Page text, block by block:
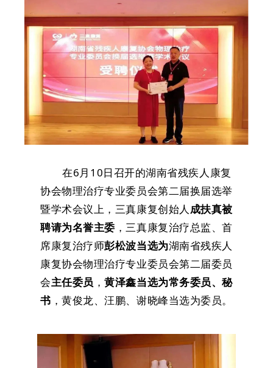
在6月10日召开的湖南省残疾人康复
协会物理治疗专业委员会第二届换届选举
暨学术会议上，三真康复创始人 成扶真被
聘请为名誉主委 ，三真康复治疗总监、首
席康复治疗师彭松波当选为湖南省残疾人
康复协会物理治疗专业委员会第二届委员
会主任委员 ，黄泽鑫当选为常务委员、秘
书 ，黄俊龙、汪鹏、谢晓峰当选为委员。